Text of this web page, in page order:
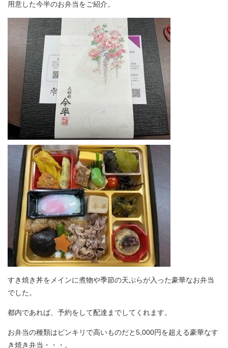
用意した今半のお弁当をご紹介。
すき焼き丼をメインに煮物や季節の天ぷらが入った豪華なお弁当
でした。
都内であれば、予約をして配達までしてくれます。
お弁当の種類はピンキリで高いものだと5,000円を超える豪華なす
き焼き弁当・・・。